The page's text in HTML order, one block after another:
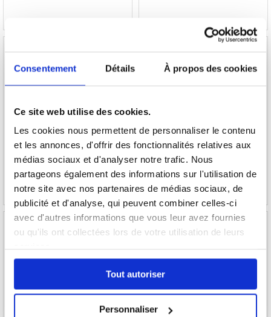
Consentement Détails À propos des cookies
Ce site web utilise des cookies.
Les cookies nous permettent de personnaliser le contenu
et les annonces, d'offrir des fonctionnalités relatives aux
médias sociaux et d'analyser notre trafic. Nous
partageons également des informations sur l'utilisation de
notre site avec nos partenaires de médias sociaux, de
publicité et d'analyse, qui peuvent combiner celles-ci
avec d'autres informations que vous leur avez fournies
ou qu'ils ont collectées lors de votre utilisation de leurs
Tout autoriser
Personnaliser
20,50EUR
RÉFÉRENCE: 234101
20,50EUR
RÉFÉRENCE:234105
- Panthère Noire